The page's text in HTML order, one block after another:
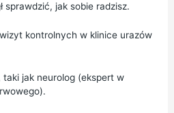
sprawdzić, jak sobie radzisz.
kontrolnych w klinice urazów
jak neurolog (ekspert w